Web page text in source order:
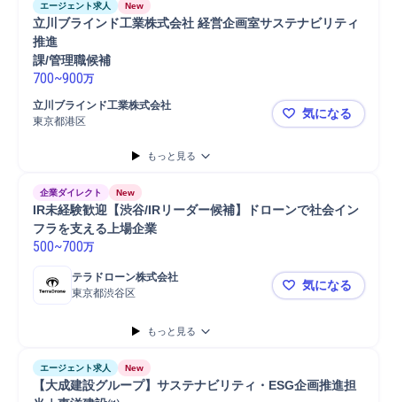
エージェント求人 New
立川ブラインド工業株式会社 経営企画室サステナビリティ
推進
課/管理職候補
700~900万
立川ブラインド工業株式会社
東京都港区
立川ブライ
気になる
もっと見る
企業ダイレクト New
IR未経験歓迎【渋谷/IRリーダー候補】ドローンで社会イン
フラを支える上場企業
500~700万
テラドローン株式会社
東京都渋谷区
IR未経験歓
気になる
もっと見る
エージェント求人 New
【大成建設グループ】サステナビリティ・ESG企画推進担